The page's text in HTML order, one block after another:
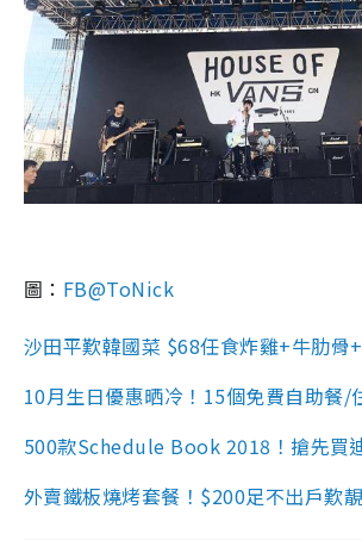
圖： FB@ToNick
沙田平歎韓國菜 $68任食炸雞+牛肋骨
10月生日優惠晒冷！15個免費自助餐/
500款Schedule Book 2018！搶先買
外賣鐵板燒烤套餐！$200足不出戶歎